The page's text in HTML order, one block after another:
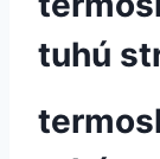
tuhú